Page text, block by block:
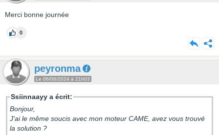
Merci bonne journée
0
peyronma
Le 06/06/2024 à 21h03
Ssiinnaayy a écrit:
Bonjour,
J'ai le même soucis avec mon moteur CAME, avez vous trouvé
la solution ?